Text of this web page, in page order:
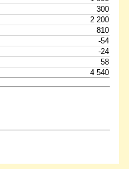
300
2 200
810
-54
-24
58
4 540